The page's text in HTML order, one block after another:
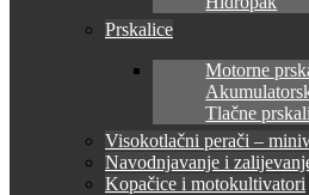
Prskalice
Motorne
Tlačne
Visokotlačni perači –
Navodnjavanje i
Kopačice i motokultivatori